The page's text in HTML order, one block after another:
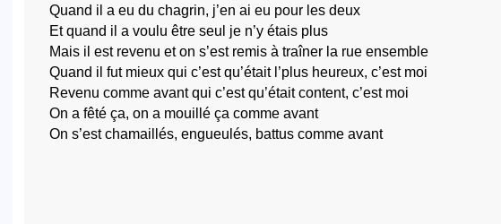
Quand il a eu du chagrin, j’en ai eu pour les deux
Et quand il a voulu être seul je n’y étais plus
Mais il est revenu et on s’est remis à traîner la rue ensemble
Quand il fut mieux qui c’est qu’était l’plus heureux, c’est moi
Revenu comme avant qui c’est qu’était content, c’est moi
On a fêté ça, on a mouillé ça comme avant
On s’est chamaillés, engueulés, battus comme avant